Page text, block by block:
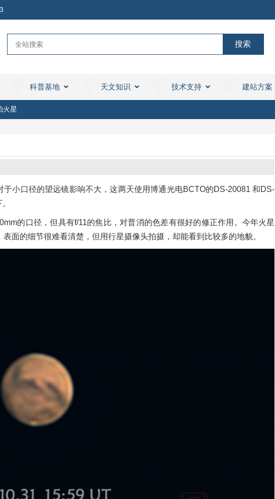
科普基地 天文知识 技术支持 建站方案
火星
小口径的望远镜影响不大，这两天使用博通光电BCTO的DS-20081 和DS-
的口径，但具有f/11的焦比，对普消的色差有很好的修正作用。今年火星
面的细节很难看清楚，但用行星摄像头拍摄，却能看到比较多的地貌。